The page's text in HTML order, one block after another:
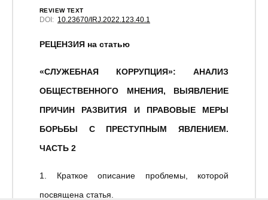
REVIEW TEXT
DOI: 10.23670/IRJ.2022.123.40.1
РЕЦЕНЗИЯ на статью
«СЛУЖЕБНАЯ КОРРУПЦИЯ»: АНАЛИЗ
ОБЩЕСТВЕННОГО МНЕНИЯ, ВЫЯВЛЕНИЕ
ПРИЧИН РАЗВИТИЯ И ПРАВОВЫЕ МЕРЫ
БОРЬБЫ С ПРЕСТУПНЫМ ЯВЛЕНИЕМ.
ЧАСТЬ 2
1. Краткое описание проблемы, которой
посвящена статья.